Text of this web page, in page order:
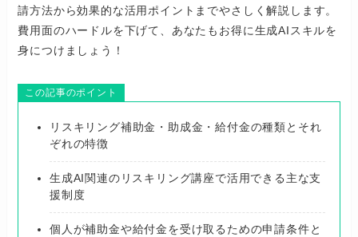
請方法から効果的な活用ポイントまでやさしく解説します。
費用面のハードルを下げて、あなたもお得に生成AIスキルを
身につけましょう！
この記事のポイント
リスキリング補助金・助成金・給付金の種類とそれ
ぞれの特徴
生成AI関連のリスキリング講座で活用できる主な支
援制度
個人が補助金や給付金を受け取るための申請条件と